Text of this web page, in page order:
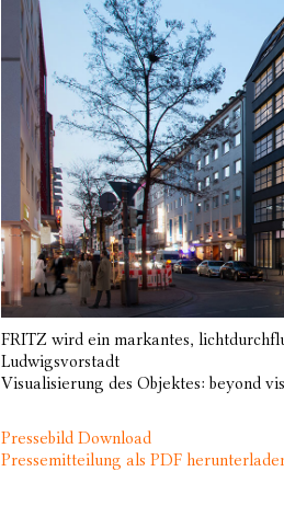
FRITZ wird ein markantes,
Ludwigsvorstadt
Visualisierung des Objektes: beyond
Pressebild Download
Pressemitteilung als PDF